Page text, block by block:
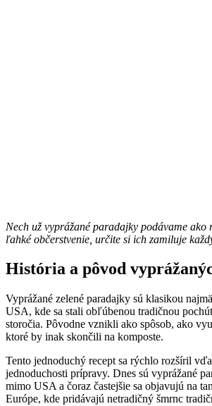
Nech už vyprážané paradajky podávame ako
ľahké občerstvenie, určite si ich zamiluje
História a pôvod
Vyprážané zelené paradajky sú klasikou
USA, kde sa stali obľúbenou tradičnou
storočia. Pôvodne vznikli ako spôsob, ako
ktoré by inak skončili na komposte.
Tento jednoduchý recept sa rýchlo rozšíril
jednoduchosti prípravy. Dnes sú vyprážané
mimo USA a čoraz častejšie sa objavujú na
Európe, kde pridávajú netradičný šmrnc